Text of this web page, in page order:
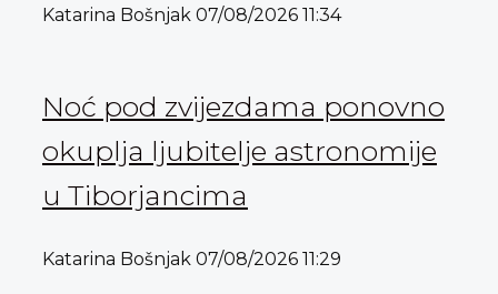
Katarina Bošnjak 07/08/2026 11:34
Noć pod zvijezdama ponovno
okuplja ljubitelje astronomije
u Tiborjancima
Katarina Bošnjak 07/08/2026 11:29